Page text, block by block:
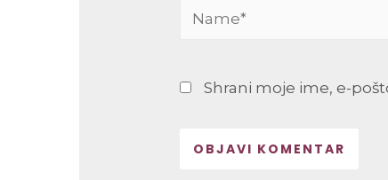
Name*
Shrani moje ime, e-